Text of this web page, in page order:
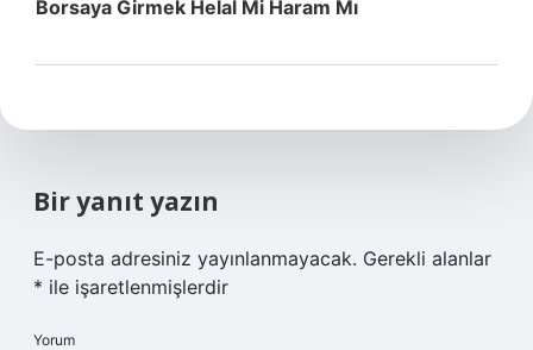
Borsaya Girmek Helal Mi Haram Mı
Bir yanıt yazın
E-posta adresiniz yayınlanmayacak. Gerekli alanlar
* ile işaretlenmişlerdir
Yorum